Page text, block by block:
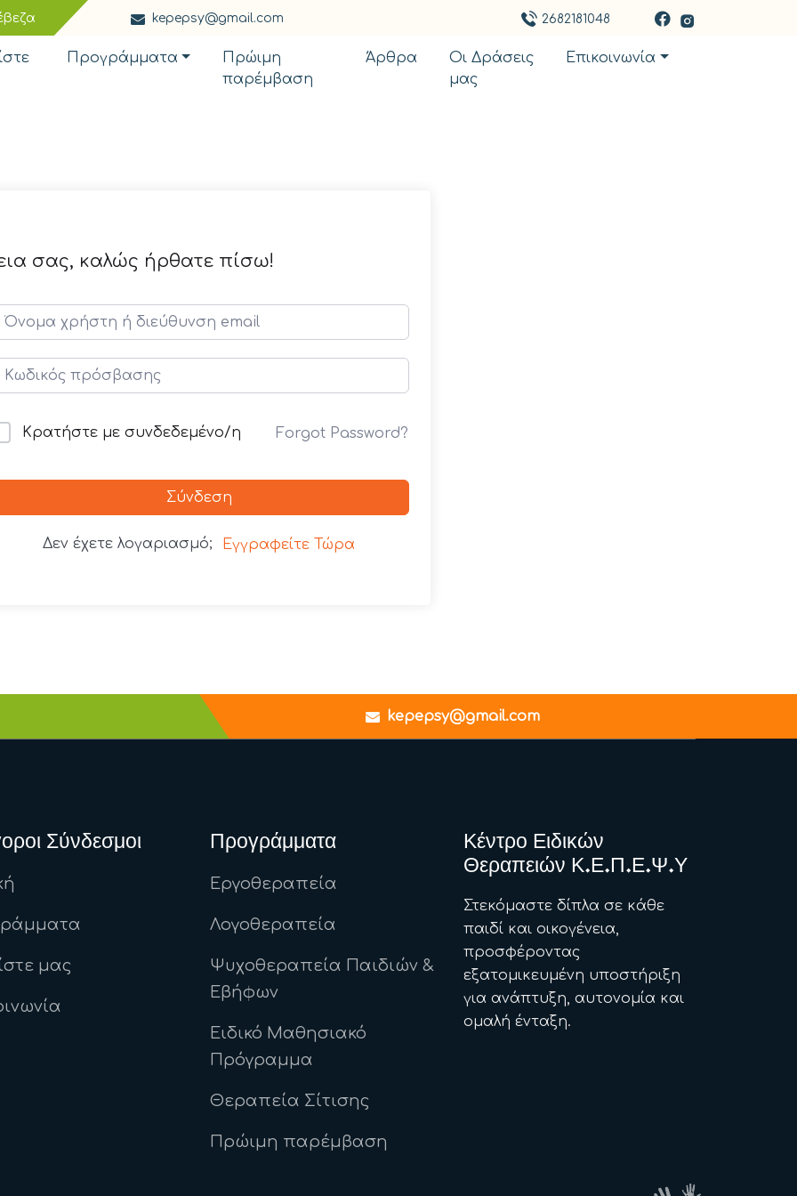
kepepsy@gmail.com 2682181048
Προγράμματα
Πρώιμη
παρέμβαση
Άρθρα
Οι Δράσεις
μας
Επικοινωνία
σας, καλώς ήρθατε πίσω!
Κρατήστε με συνδεδεμένο/η Forgot Password?
Σύνδεση
Δεν έχετε λογαριασμό; Εγγραφείτε Τώρα
kepepsy@gmail.com
Σύνδεσμοι
μας
Προγράμματα
Εργοθεραπεία
Λογοθεραπεία
Ψυχοθεραπεία Παιδιών &
Εβήφων
Ειδικό Μαθησιακό
Πρόγραμμα
Θεραπεία Σίτισης
Πρώιμη παρέμβαση
Κέντρο Ειδικών
Θεραπειών Κ.Ε.Π.Ε.Ψ.Υ
Στεκόμαστε δίπλα σε κάθε
παιδί και οικογένεια,
προσφέροντας
εξατομικευμένη υποστήριξη
για ανάπτυξη, αυτονομία και
ομαλή ένταξη.